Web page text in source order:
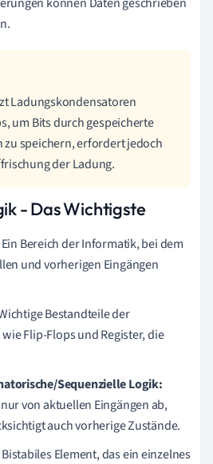
Ladungskondensatoren
um Bits durch gespeicherte
zu speichern, erfordert jedoch
der Ladung.
- Das Wichtigste
Ein Bereich der Informatik, bei dem
und vorherigen Eingängen
Bestandteile der
Flip-Flops und Register, die
Sequenzielle Logik:
von aktuellen Eingängen ab,
auch vorherige Zustände.
Bistabiles Element, das ein einzelnes